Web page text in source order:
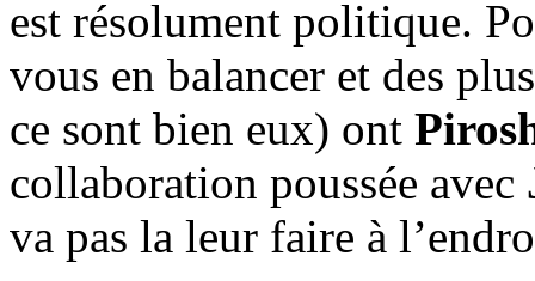
est résolument politique.
vous en balancer et des
ce sont bien eux) ont
collaboration poussée avec
va pas la leur faire à